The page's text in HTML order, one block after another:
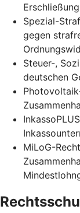
Spezial-
gegen
Steuer-,
deutschen
MiLoG-